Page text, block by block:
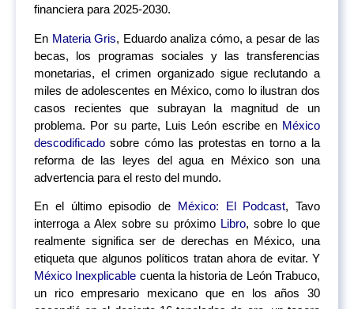
financiera para 2025-2030.
En Materia Gris, Eduardo analiza cómo, a pesar de las
becas, los programas sociales y las transferencias
monetarias, el crimen organizado sigue reclutando a
miles de adolescentes en México, como lo ilustran dos
casos recientes que subrayan la magnitud de un
problema. Por su parte, Luis León escribe en México
descodificado sobre cómo las protestas en torno a la
reforma de las leyes del agua en México son una
advertencia para el resto del mundo.
En el último episodio de México: El Podcast, Tavo
interroga a Alex sobre su próximo Libro, sobre lo que
realmente significa ser de derechas en México, una
etiqueta que algunos políticos tratan ahora de evitar. Y
México Inexplicable cuenta la historia de León Trabuco,
un rico empresario mexicano que en los años 30
escondió en el desierto 16 toneladas de oro, un tesoro